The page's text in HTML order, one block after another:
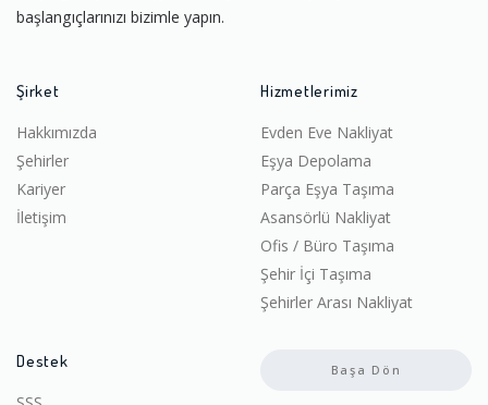
başlangıçlarınızı bizimle yapın.
Şirket
Hakkımızda
Şehirler
Kariyer
İletişim
Hizmetlerimiz
Evden Eve Nakliyat
Eşya Depolama
Parça Eşya Taşıma
Asansörlü Nakliyat
Ofis / Büro Taşıma
Şehir İçi Taşıma
Şehirler Arası Nakliyat
Destek Başa Dön